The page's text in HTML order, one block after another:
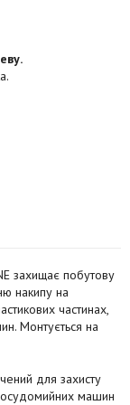
захищає побутову
накипу на
частинах,
Монтується на
для захисту
машин